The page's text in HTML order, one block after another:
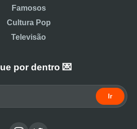
Famosos
Cultura Pop
Televisão
por dentro 💌
Ir